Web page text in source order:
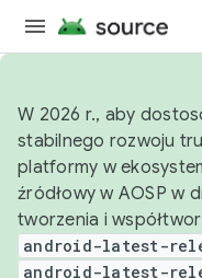
W 2026 r., aby
stabilnego rozwoju
platformy w
źródłowy w AOSP w
tworzenia i
android-latest-
android-latest-